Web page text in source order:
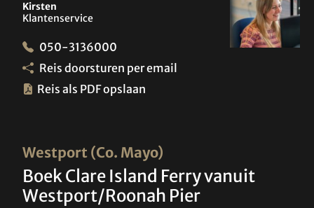
Westport (Co. Mayo)
Boek Clare Island Ferry vanuit
Westport/Roonah Pier
Kirsten
Klantenservice
050-3136000
Reis doorsturen per email
Reis als PDF opslaan